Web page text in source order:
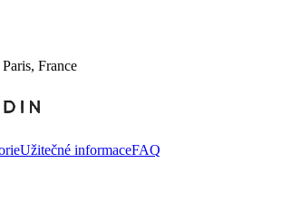
France
Užitečné informaceFAQ